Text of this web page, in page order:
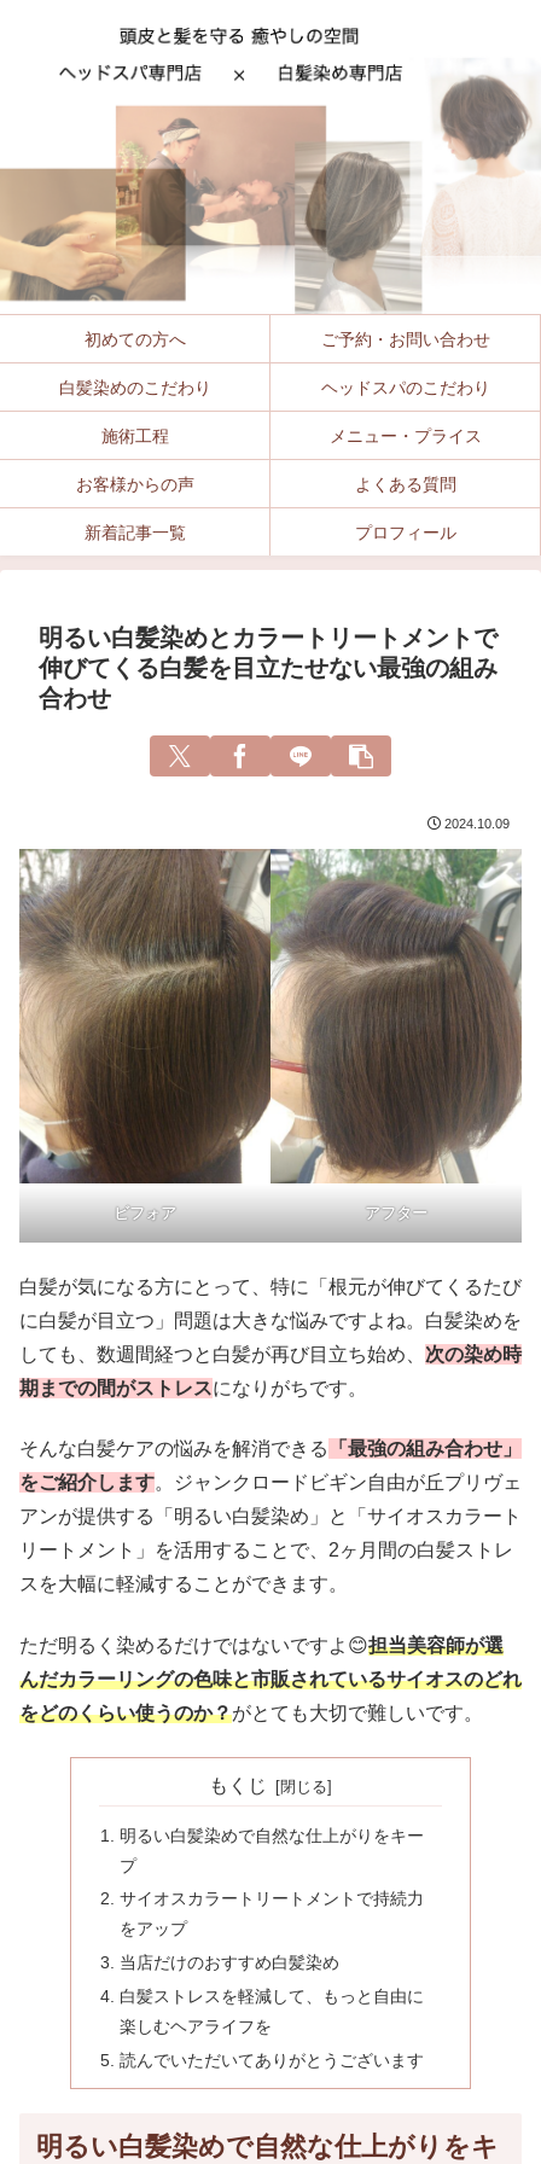
初めての方へ ご予約・お問い合わせ
白髪染めのこだわり ヘッドスパのこだわり
施術工程 メニュー・プライス
お客様からの声 よくある質問
新着記事一覧 プロフィール
明るい白髪染めとカラートリートメントで
伸びてくる白髪を目立たせない最強の組み
合わせ
2024.10.09
ビフォア アフター
白髪が気になる方にとって、特に「根元が伸びてくるたび
に白髪が目立つ」問題は大きな悩みですよね。白髪染めを
しても、数週間経つと白髪が再び目立ち始め、 次の染め時
期までの間がストレスになりがちです。
そんな白髪ケアの悩みを解消できる
「最強の組み合わせ」
をご紹介します。ジャンクロードビギン自由が丘プリヴェ
アンが提供する「明るい白髪染め」と「サイオスカラート
リートメント」を活用することで、2ヶ月間の白髪ストレ
スを大幅に軽減することができます。
ただ明るく染めるだけではないですよ😊担当美容師が選
んだカラーリングの色味と市販されているサイオスのどれ
をどのくらい使うのか？がとても大切で難しいです。
もくじ
明るい白髪染めで自然な仕上がりをキー
プ
サイオスカラートリートメントで持続力
をアップ
当店だけのおすすめ白髪染め
白髪ストレスを軽減して、もっと自由に
楽しむヘアライフを
読んでいただいてありがとうございます
明るい白髪染めで自然な仕上がりをキ